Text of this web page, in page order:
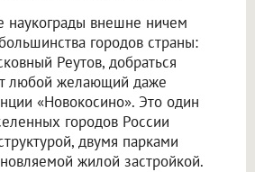
наукограды внешне ничем
городов страны:
Реутов, добраться
любой желающий даже
«Новокосино». Это один
городов России
двумя парками
жилой застройкой.